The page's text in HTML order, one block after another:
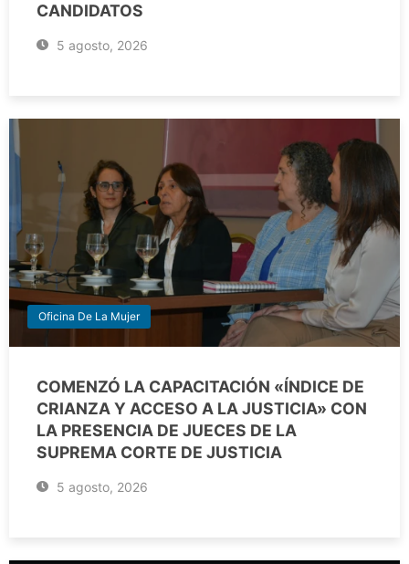
CANDIDATOS
5 agosto, 2026
Oficina De La Mujer
COMENZÓ LA CAPACITACIÓN «ÍNDICE DE
CRIANZA Y ACCESO A LA JUSTICIA» CON
LA PRESENCIA DE JUECES DE LA
SUPREMA CORTE DE JUSTICIA
5 agosto, 2026